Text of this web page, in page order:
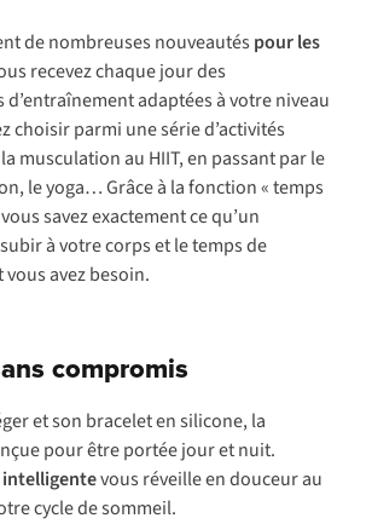
de nombreuses nouveautés pour les
recevez chaque jour des
adaptées à votre niveau
choisir parmi une série d’activités
musculation au HIIT, en passant par le
le yoga… Grâce à la fonction « temps
savez exactement ce qu’un
à votre corps et le temps de
avez besoin.
compromis
et son bracelet en silicone, la
pour être portée jour et nuit.
intelligentevous réveille en douceur au
cycle de sommeil.